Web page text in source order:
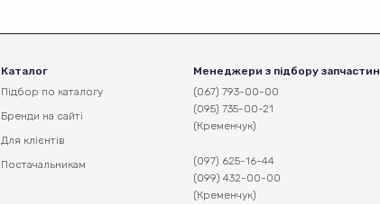
Каталог
Підбор по каталогу
Бренди на сайті
Для клієнтів
Постачальникам
Менеджери з підбору запчастин
(067) 793-00-00
(095) 735-00-21
(Кременчук)
(097) 625-16-44
(099) 432-00-00
(Кременчук)